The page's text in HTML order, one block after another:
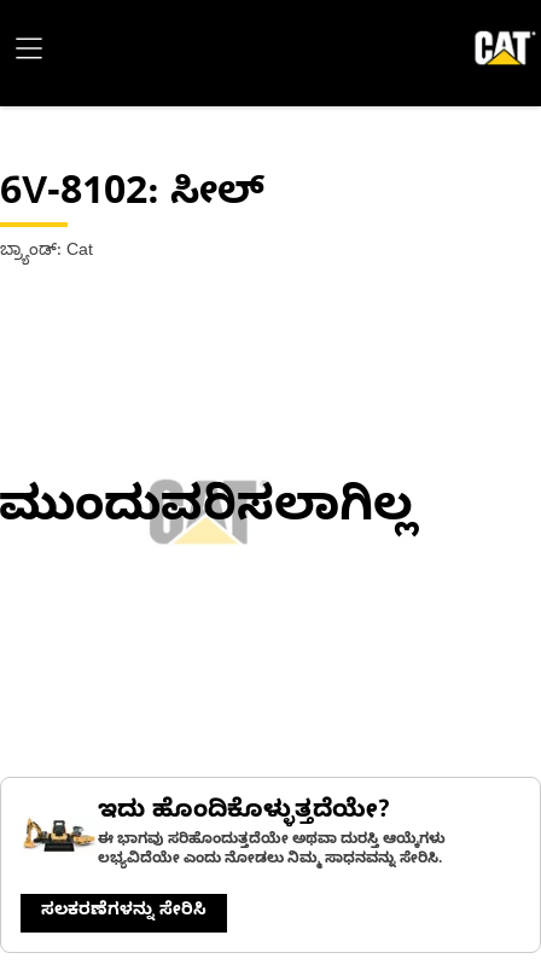
6V-8102: ಸೀಲ್
ಬ್ರ್ಯಾಂಡ್: Cat
ಮುಂದುವರಿಸಲಾಗಿಲ್ಲ
ಇದು ಹೊಂದಿಕೊಳ್ಳುತ್ತದೆಯೇ?
ಈ ಭಾಗವು ಸರಿಹೊಂದುತ್ತದೆಯೇ ಅಥವಾ ದುರಸ್ತಿ ಆಯ್ಕೆಗಳು
ಲಭ್ಯವಿದೆಯೇ ಎಂದು ನೋಡಲು ನಿಮ್ಮ ಸಾಧನವನ್ನು ಸೇರಿಸಿ.
ಸಲಕರಣೆಗಳನ್ನು ಸೇರಿಸಿ